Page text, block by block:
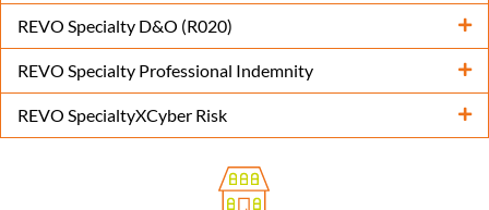
REVO Specialty D&O (R020)
REVO Specialty Professional Indemnity
REVO SpecialtyXCyber Risk